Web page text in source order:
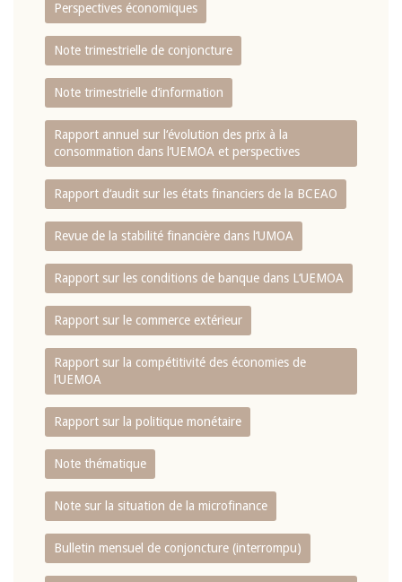
Perspectives économiques
Note trimestrielle de conjoncture
Note trimestrielle d‘information
Rapport annuel sur l‘évolution des prix à la
consommation dans l‘UEMOA et perspectives
Rapport d‘audit sur les états financiers de la BCEAO
Revue de la stabilité financière dans l‘UMOA
Rapport sur les conditions de banque dans L‘UEMOA
Rapport sur le commerce extérieur
Rapport sur la compétitivité des économies de
l‘UEMOA
Rapport sur la politique monétaire
Note thématique
Note sur la situation de la microfinance
Bulletin mensuel de conjoncture (interrompu)